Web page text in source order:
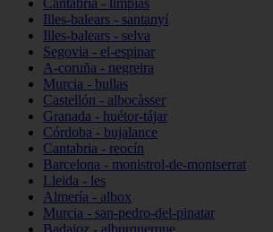
Cantabria - limpias
Illes-balears - santanyí
Illes-balears - selva
Segovia - el-espinar
A-coruña - negreira
Murcia - bullas
Castellón - albocàsser
Granada - huétor-tájar
Córdoba - bujalance
Cantabria - reocín
Barcelona - monistrol-de-montserrat
Lleida - les
Almería - albox
Murcia - san-pedro-del-pinatar
Badajoz - alburquerque